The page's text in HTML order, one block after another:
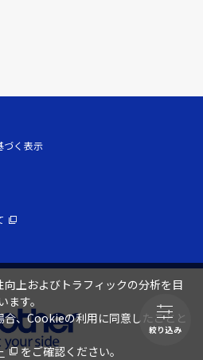
絞り込み
づく表示
上およびトラフィックの分析を目
す。
、Cookieの利用に同意したことと
をご確認ください。